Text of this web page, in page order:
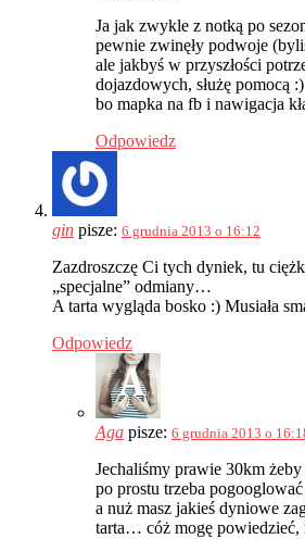
Ja jak zwykle z notką po
pewnie zwinęły podwoje
ale jakbyś w przyszłości
dojazdowych, służę pomocą
bo mapka na fb i nawigacja
Odpowiedz
gin pisze: 6 grudnia 2013 o 16:12
Zazdroszczę Ci tych dyniek, tu
„specjalne” odmiany…
A tarta wygląda bosko :) Musiała
Odpowiedz
Aga pisze: 6 grudnia 2013 o
Jechaliśmy prawie 30km
po prostu trzeba
a nuż masz jakieś dyniowe
tarta… cóż mogę powiedzieć,